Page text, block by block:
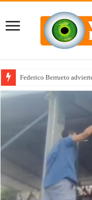
Federico Berrueto